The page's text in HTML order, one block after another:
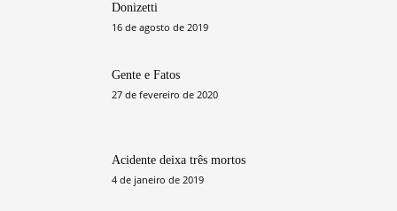
Donizetti
16 de agosto de 2019
Gente e Fatos
27 de fevereiro de 2020
Acidente deixa três mortos
4 de janeiro de 2019